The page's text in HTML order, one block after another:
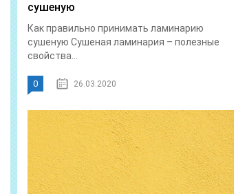
сушеную
Как правильно принимать ламинарию
сушеную Сушеная ламинария – полезные
свойства...
0 26.03.2020